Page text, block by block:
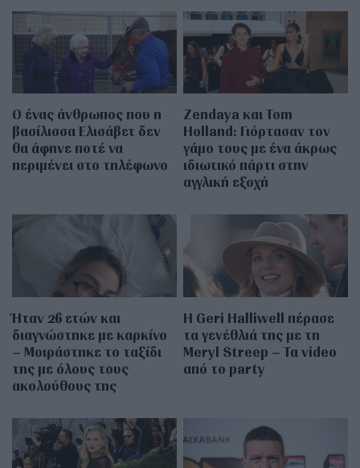
Ο ένας άνθρωπος που η
βασίλισσα Ελισάβετ δεν
θα άφηνε ποτέ να
περιμένει στο τηλέφωνο
Zendaya και Tom
Holland: Γιόρτασαν τον
γάμο τους με ένα άκρως
ιδιωτικό πάρτι στην
αγγλική εξοχή
Ήταν 26 ετών και
διαγνώστηκε με καρκίνο
– Μοιράστηκε το ταξίδι
της με όλους τους
ακολούθους της
Η Geri Halliwell πέρασε
τα γενέθλιά της με τη
Meryl Streep – Τα video
από το party